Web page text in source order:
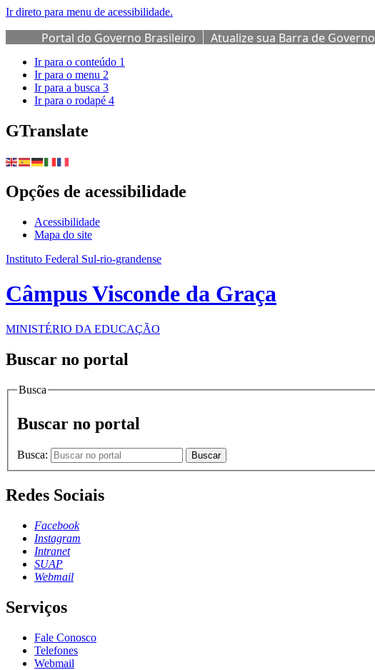
Ir direto para menu de acessibilidade.
Portal do Governo Brasileiro Atualize sua Barra de Governo
Ir para o conteúdo 1
Ir para o menu 2
Ir para a busca 3
Ir para o rodapé 4
GTranslate
Opções de acessibilidade
Acessibilidade
Mapa do site
Instituto Federal Sul-rio-grandense
Câmpus Visconde da Graça
MINISTÉRIO DA EDUCAÇÃO
Buscar no portal
Busca
Buscar no portal
Busca: Buscar
Redes Sociais
Facebook
Instagram
Intranet
SUAP
Webmail
Serviços
Fale Conosco
Telefones
Webmail